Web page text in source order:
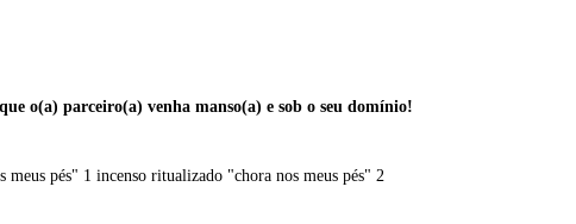
o(a) parceiro(a) venha manso(a) e sob o seu domínio!
meus pés" 1 incenso ritualizado "chora nos meus pés" 2